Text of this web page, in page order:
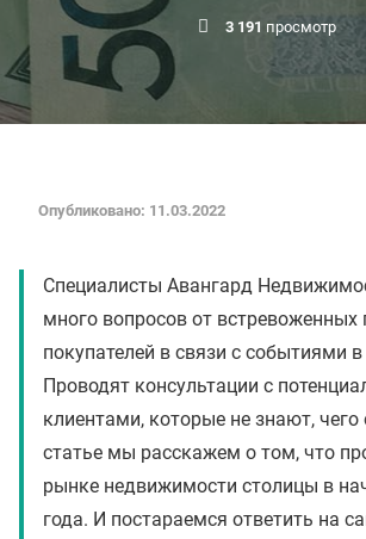
3 191 просмотр
Опубликовано: 11.03.2022
Специалисты Авангард
много вопросов от встревоженных
покупателей в связи с событиями
Проводят консультации с
клиентами, которые не знают,
статье мы расскажем о том, что
рынке недвижимости столицы в
года. И постараемся ответить на